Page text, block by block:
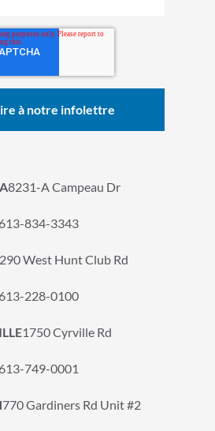
8231-A Campeau Dr
613-834-3343
290 West Hunt Club Rd
613-228-0100
1750 Cyrville Rd
613-749-0001
770 Gardiners Rd Unit #2